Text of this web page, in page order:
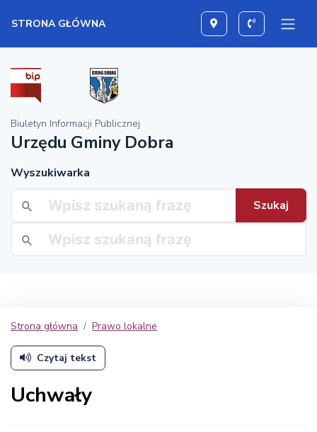
STRONA GŁÓWNA Wyznacz trasę
Zawdzoń
Biuletyn Informacji Publicznej
Urzędu Gminy Dobra
Wyszukiwarka
Szukaj
Strona główna Prawo lokalne
Czytaj tekst
Uchwały